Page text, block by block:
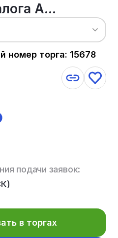
А...
номер торга: 15678
подачи заявок:
в торгах